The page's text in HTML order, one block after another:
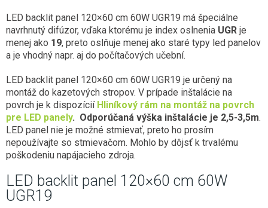
LED backlit panel 120×60 cm 60W UGR19 má špeciálne
navrhnutý difúzor, vďaka ktorému je index oslnenia UGR je
menej ako 19, preto oslňuje menej ako staré typy led panelov
a je vhodný napr. aj do počítačových učební.
LED backlit panel 120×60 cm 60W UGR19 je určený na
montáž do kazetových stropov. V prípade inštalácie na
povrch je k dispozícií Hliníkový rám na montáž na povrch
pre LED panely. Odporúčaná výška inštalácie je 2,5-3,5m.
LED panel nie je možné stmievať, preto ho prosím
nepoužívajte so stmievačom. Mohlo by dôjsť k trvalému
poškodeniu napájacieho zdroja.
LED backlit panel 120×60 cm 60W
UGR19